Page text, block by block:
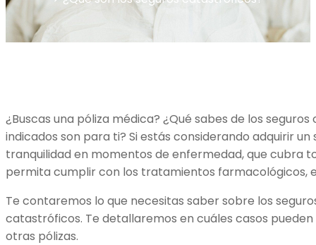
¿Buscas una póliza médica? ¿Qué sabes de los
indicados son para ti? Si estás considerando adquirir
tranquilidad en momentos de enfermedad, que cubra
permita cumplir con los tratamientos farmacológicos,
Te contaremos lo que necesitas saber sobre los
catastróficos. Te detallaremos en cuáles casos
otras pólizas.